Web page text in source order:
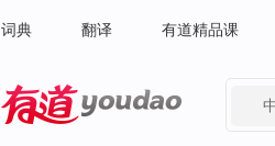
词典 翻译 有道精品课